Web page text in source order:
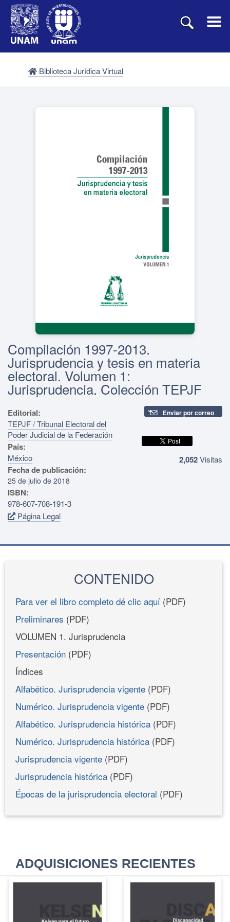
Biblioteca Jurídica Virtual
Compilación 1997-2013.
Jurisprudencia y tesis en materia
electoral. Volumen 1:
Jurisprudencia. Colección TEPJF
Editorial:
TEPJF / Tribunal Electoral del
Poder Judicial de la Federación
País:
México
Fecha de publicación:
25 de julio de 2018
ISBN:
978-607-708-191-3
Página Legal
Enviar por correo
2,052Visitas
CONTENIDO
Para ver el libro completo dé clic aquí (PDF)
Preliminares (PDF)
VOLUMEN 1. Jurisprudencia
Presentación (PDF)
Índices
Alfabético. Jurisprudencia vigente (PDF)
Numérico. Jurisprudencia vigente (PDF)
Alfabético. Jurisprudencia histórica (PDF)
Numérico. Jurisprudencia histórica (PDF)
Jurisprudencia vigente (PDF)
Jurisprudencia histórica (PDF)
Épocas de la jurisprudencia electoral (PDF)
ADQUISICIONES RECIENTES